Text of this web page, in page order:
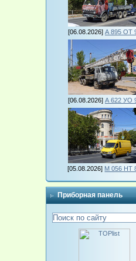
[06.08.2026] А 895 ОТ
[06.08.2026] А 622 УО
[05.08.2026] М 056 НТ
Приборная панель